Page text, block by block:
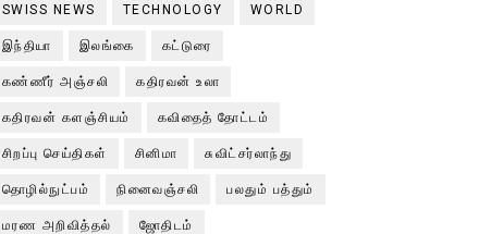
SWISS NEWS TECHNOLOGY WORLD
இந்தியா இலங்கை கட்டுரை
கண்ணீர் அஞ்சலி கதிரவன் உலா
கதிரவன் களஞ்சியம் கவிதைத் தோட்டம்
சிறப்பு செய்திகள் சினிமா சுவிட்சர்லாந்து
தொழில்நுட்பம் நினைவஞ்சலி பலதும் பத்தும்
மரண அறிவித்தல் ஜோதிடம்